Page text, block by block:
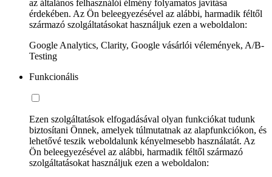
az általános felhasználói élmény folyamatos javítása
érdekében. Az Ön beleegyezésével az alábbi, harmadik féltől
származó szolgáltatásokat használjuk ezen a weboldalon:
Google Analytics, Clarity, Google vásárlói vélemények, A/B-
Testing
Funkcionális
Ezen szolgáltatások elfogadásával olyan funkciókat tudunk
biztosítani Önnek, amelyek túlmutatnak az alapfunkciókon, és
lehetővé teszik weboldalunk kényelmesebb használatát. Az
Ön beleegyezésével az alábbi, harmadik féltől származó
szolgáltatásokat használjuk ezen a weboldalon: